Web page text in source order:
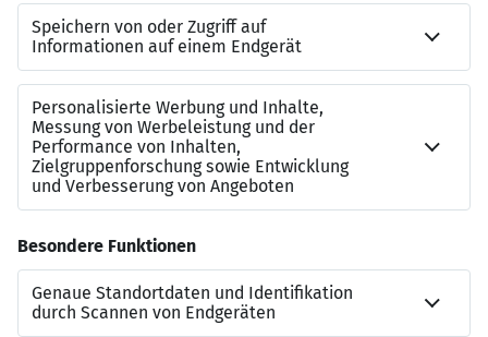
HOCHTIEF PPP Solutions entwickelt und realisiert
Konzessions- und Betreiberprojekte in den
Geschäftsfeldern Straßen und Soziale Infrastruktur,
Energie und Digitales. Neben dem Hauptsitz in Essen
verfügt die HOCHTIEF-Tochtergesellschaft über
Niederlassungen und Büros in Griechenland,
Großbritannien und den Niederlanden. HOCHTIEF PPP
innovative, integrierte und nachhaltige Lösungen
entlang des gesamten Lebenszyklus von
Infrastrukturprojekten.